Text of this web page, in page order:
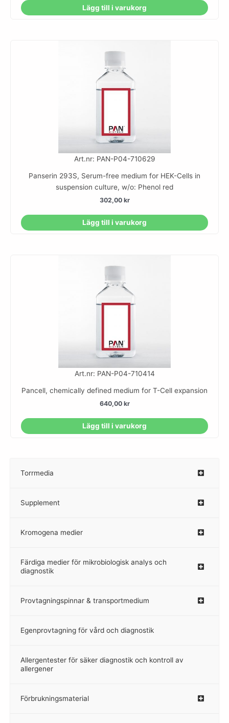
Lägg till i varukorg
Art.nr: PAN-P04-710629
Panserin 293S, Serum-free medium for HEK-Cells in
suspension culture, w/o: Phenol red
302,00 kr
Lägg till i varukorg
Art.nr: PAN-P04-710414
Pancell, chemically defined medium for T-Cell expansion
640,00 kr
Lägg till i varukorg
Torrmedia
–
Supplement
–
Kromogena medier
–
Färdiga medier för mikrobiologisk analys och
diagnostik
Provtagningspinnar & transportmedium
–
Egenprovtagning för vård och diagnostik
–
Allergentester för säker diagnostik och kontroll av
allergener
–
Förbrukningsmaterial